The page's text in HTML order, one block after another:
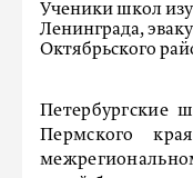
Ученики школ
Ленинграда,
Октябрьского
Петербургские
Пермского